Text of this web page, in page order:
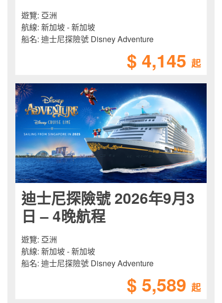
遊覽: 亞洲
航線: 新加坡 - 新加坡
船名: 迪士尼探險號 Disney Adventure
$ 4,145 起
迪士尼探險號 2026年9月3
日 – 4晚航程
遊覽: 亞洲
航線: 新加坡 - 新加坡
船名: 迪士尼探險號 Disney Adventure
$ 5,589 起